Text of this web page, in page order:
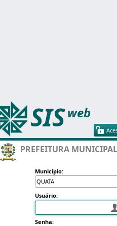
Usuário:
Senha:
Município:
PREFEITURA
SISweb